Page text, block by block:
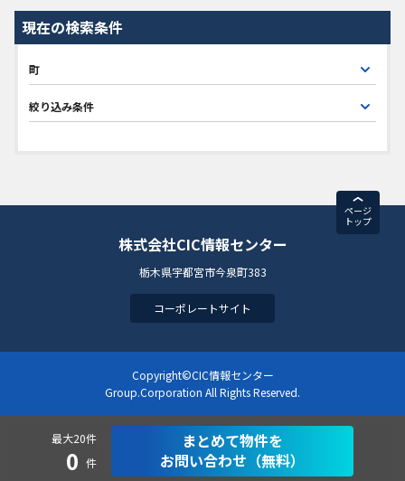
現在の検索条件
町
絞り込み条件
最大20件
0 件
まとめて物件を
お問い合わせ（無料）
ページ
トップ
株式会社CIC情報センター
栃木県宇都宮市今泉町383
コーポレートサイト
Copyright©CIC情報センター
Group.Corporation All Rights Reserved.